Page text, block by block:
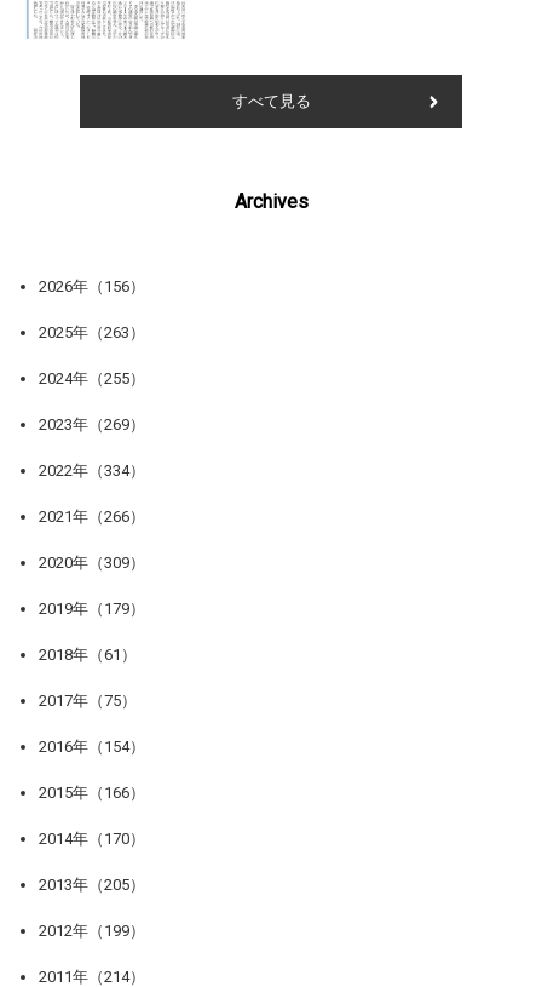
すべて見る
Archives
2026年（156）
2025年（263）
2024年（255）
2023年（269）
2022年（334）
2021年（266）
2020年（309）
2019年（179）
2018年（61）
2017年（75）
2016年（154）
2015年（166）
2014年（170）
2013年（205）
2012年（199）
2011年（214）